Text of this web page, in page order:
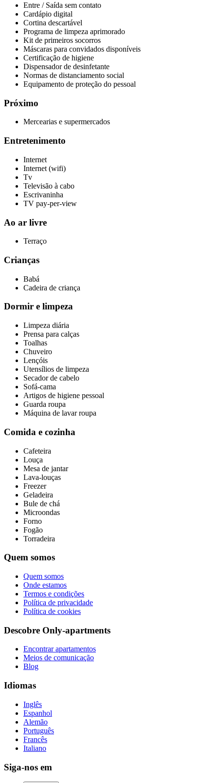
Entre / Saída sem contato
Cardápio digital
Cortina descartável
Programa de limpeza aprimorado
Kit de primeiros socorros
Máscaras para convidados disponíveis
Certificação de higiene
Dispensador de desinfetante
Normas de distanciamento social
Equipamento de proteção do pessoal
Próximo
Mercearias e supermercados
Entretenimento
Internet
Internet (wifi)
Tv
Televisão à cabo
Escrivaninha
TV pay-per-view
Ao ar livre
Terraço
Crianças
Babá
Cadeira de criança
Dormir e limpeza
Limpeza diária
Prensa para calças
Toalhas
Chuveiro
Lençóis
Utensílios de limpeza
Secador de cabelo
Sofá-cama
Artigos de higiene pessoal
Guarda roupa
Máquina de lavar roupa
Comida e cozinha
Cafeteira
Louça
Mesa de jantar
Lava-louças
Freezer
Geladeira
Bule de chá
Microondas
Forno
Fogão
Torradeira
Quem somos
Quem somos
Onde estamos
Termos e condições
Política de privacidade
Política de cookies
Descobre Only-apartments
Encontrar apartamentos
Meios de comunicação
Blog
Idiomas
Inglês
Espanhol
Alemão
Português
Francês
Italiano
Siga-nos em